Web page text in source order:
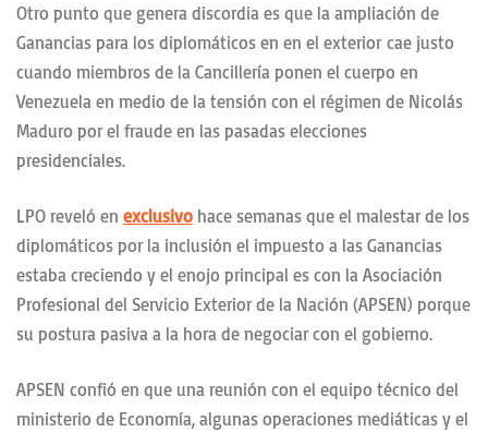
Otro punto que genera discordia es que la ampliación de
Ganancias para los diplomáticos en en el exterior cae justo
cuando miembros de la Cancillería ponen el cuerpo en
Venezuela en medio de la tensión con el régimen de Nicolás
Maduro por el fraude en las pasadas elecciones
presidenciales.
LPO reveló en exclusivo hace semanas que el malestar de los
diplomáticos por la inclusión el impuesto a las Ganancias
estaba creciendo y el enojo principal es con la Asociación
Profesional del Servicio Exterior de la Nación (APSEN) porque
su postura pasiva a la hora de negociar con el gobierno.
APSEN confió en que una reunión con el equipo técnico del
ministerio de Economía, algunas operaciones mediáticas y el